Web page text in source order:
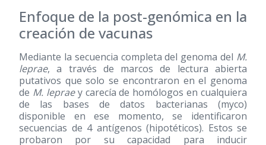
Enfoque de la post-genómica en la
creación de vacunas
Mediante la secuencia completa del genoma del M.
leprae, a través de marcos de lectura abierta
putativos que solo se encontraron en el genoma
de M. lepraey carecía de homólogos en cualquiera
de las bases de datos bacterianas (myco)
disponible en ese momento, se identificaron
secuencias de 4 antígenos (hipotéticos). Estos se
probaron por su capacidad para inducir